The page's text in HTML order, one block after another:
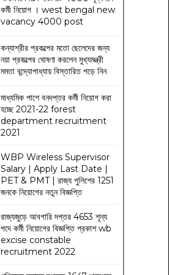
কর্মী নিয়োগ । west bengal new
vacancy 4000 post
কন্যাশ্রীর প্রকল্পের মতো ছেলেদের জন্য
নয়া প্রকল্পের ঘোষণা করলেন মুখ্যমন্ত্রী
মমতা বন্দ্যোপাধ্যায় বিস্তারিত পড়ে নিন
মাধ্যমিক পাশে বনদপ্তর কর্মী নিয়োগ করা
হচ্ছে 2021-22 forest
department recruitment
2021
WBP Wireless Supervisor
Salary | Apply Last Date |
PET & PMT | রাজ্য পুলিশের 1251
জনকে নিয়োগের নতুন বিজ্ঞপ্তি
রাজ্যজুড়ে আবগারি দপ্তর 4653 শূন্য
পদে কর্মী নিয়োগের বিজ্ঞপ্তি প্রকাশ wb
excise constable
recruitment 2022